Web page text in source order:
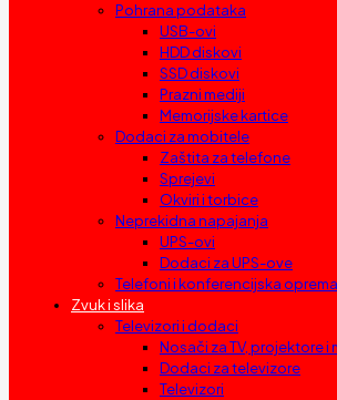
Pohrana podataka
USB-ovi
HDD diskovi
SSD diskovi
Prazni mediji
Memorijske kartice
Dodaci za mobitele
Zaštita za telefone
Sprejevi
Okviri i torbice
Neprekidna napajanja
UPS-ovi
Dodaci za UPS-ove
Telefoni i konferencijska oprema
Zvuk i slika
Televizori i dodaci
Nosači za TV, projektore i
Dodaci za televizore
Televizori